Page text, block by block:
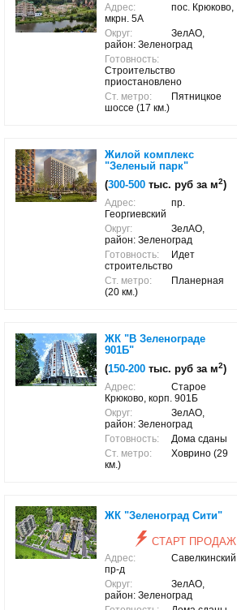
Адрес:
пос. Крюково,
мкрн. 5А
Округ:
ЗелАО,
район: Зеленоград
Готовность:
Строительство
приостановлено
Ст. метро:
Пятницкое
шоссе (17 км.)
Жилой комплекс
"Зеленый парк"
(300-500 тыс. руб за м2)
Адрес:
пр.
Георгиевский
Округ:
ЗелАО,
район: Зеленоград
Готовность:
Идет
строительство
Ст. метро:
Планерная
(20 км.)
ЖК "В Зеленограде
901Б"
(150-200 тыс. руб за м2)
Адрес:
Старое
Крюково, корп. 901Б
Округ:
ЗелАО,
район: Зеленоград
Готовность:
Дома сданы
Ст. метро:
Ховрино (29
км.)
ЖК "Зеленоград Сити"
СТАРТ ПРОДАЖ
Адрес:
Савелкинский
пр-д
Округ:
ЗелАО,
район: Зеленоград